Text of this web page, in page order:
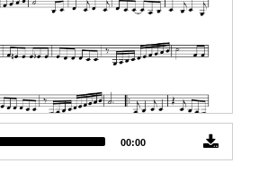
Audio
Player
00:00